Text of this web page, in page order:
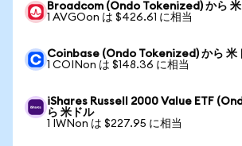
Broadcom (Ondo Tokenized) から
1 AVGOon は $426.61 に相当
Coinbase (Ondo Tokenized) から 米
1 COINon は $148.36 に相当
iShares Russell 2000 Value ETF
ら 米ドル
1 IWNon は $227.95 に相当